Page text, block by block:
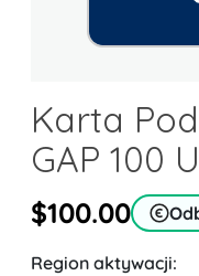
Karta
GAP 100
$100.00
Region aktywacji: